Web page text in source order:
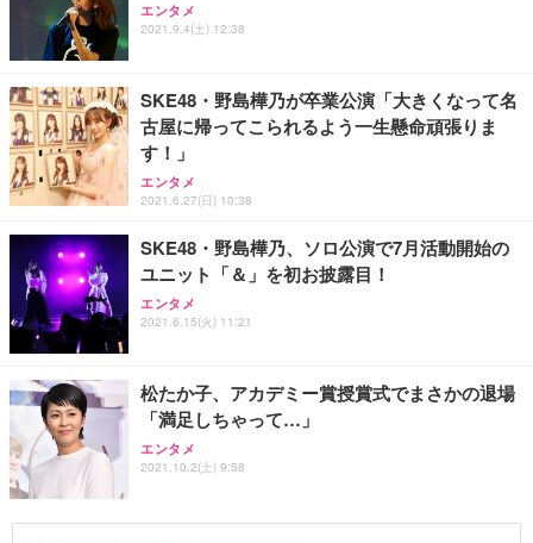
エンタメ
2021.9.4(土) 12:38
SKE48・野島樺乃が卒業公演「大きくなって名
古屋に帰ってこられるよう一生懸命頑張りま
す！」
エンタメ
2021.6.27(日) 10:38
SKE48・野島樺乃、ソロ公演で7月活動開始の
ユニット「＆」を初お披露目！
エンタメ
2021.6.15(火) 11:21
松たか子、アカデミー賞授賞式でまさかの退場
「満足しちゃって…」
エンタメ
2021.10.2(土) 9:58